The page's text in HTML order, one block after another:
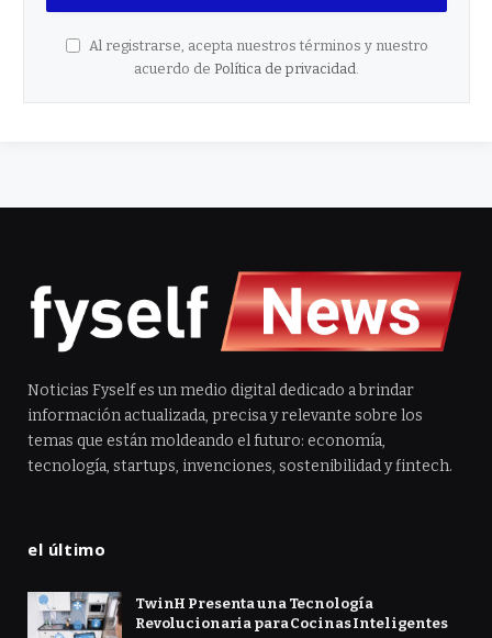
Al registrarse, acepta nuestros términos y nuestro
acuerdo de Política de privacidad
Noticias Fyself es un medio digital dedicado a brindar
información actualizada, precisa y relevante sobre los
temas que están moldeando el futuro: economía,
tecnología, startups, invenciones, sostenibilidad y fintech.
el último
TwinH Presenta una Tecnología
Revolucionaria para Cocinas Inteligentes